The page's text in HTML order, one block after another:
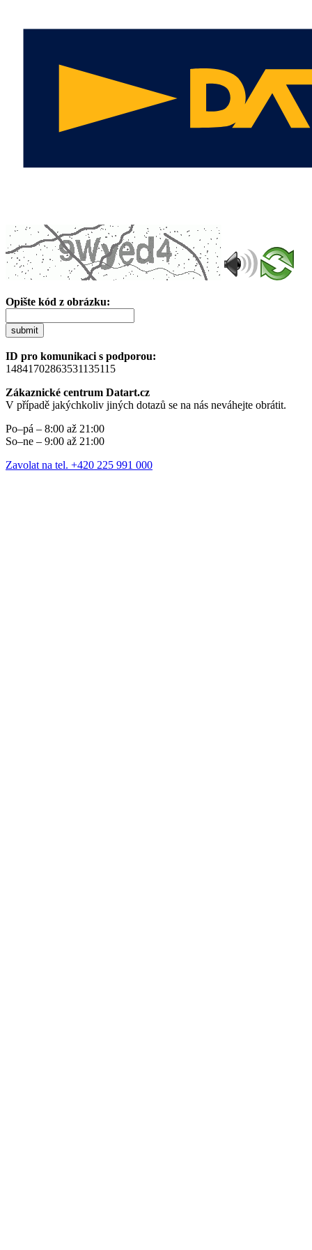
Opište kód z obrázku:
submit
ID pro komunikaci s podporou:
14841702863531135115
Zákaznické centrum Datart.cz
V případě jakýchkoliv jiných dotazů se na nás neváhejte obrátit.
Po–pá – 8:00 až 21:00
So–ne – 9:00 až 21:00
Zavolat na tel. +420 225 991 000